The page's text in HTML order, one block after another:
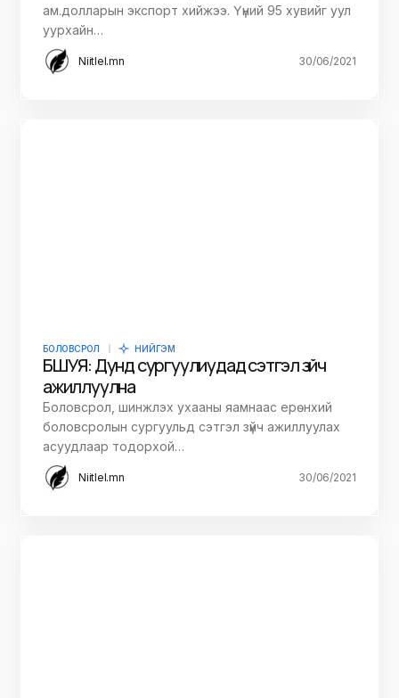
ам.долларын экспорт хийжээ. Үүний 95 хувийг уул
уурхайн…
Niitlel.mn 30/06/2021
БОЛОВСРОЛ НИЙГЭМ
БШУЯ: Дунд сургуулиудад сэтгэл зүйч
ажиллуулна
Боловсрол, шинжлэх ухааны яамнаас ерөнхий
боловсролын сургуульд сэтгэл зүйч ажиллуулах
асуудлаар тодорхой…
Niitlel.mn 30/06/2021